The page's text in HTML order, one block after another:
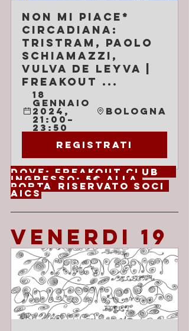
Non Mi Piace*
Circadiana:
Tristram, Paolo
Schiamazzi,
Vulva de Leyva |
Freakout ...
18
gennaio
2024,
21:00–
23:50
Bologna
Registrati
Dove: Freakout Club
Ingresso: 5€ alla
porta	Riservato soci
AICS
VENERDI 19